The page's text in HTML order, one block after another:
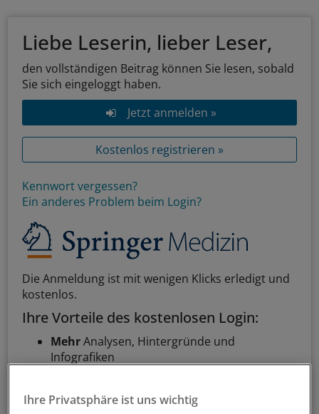
Liebe Leserin, lieber Leser,
den vollständigen Beitrag können Sie lesen, sobald
Sie sich eingeloggt haben.
Jetzt anmelden »
Kostenlos registrieren »
Kennwort vergessen?
Ein anderes Problem beim Login?
Die Anmeldung ist mit wenigen Klicks erledigt und
kostenlos.
Ihre Vorteile des kostenlosen Login:
MehrAnalysen, Hintergründe und
Infografiken
Kommentare
Ihre Privatsphäre ist uns wichtig